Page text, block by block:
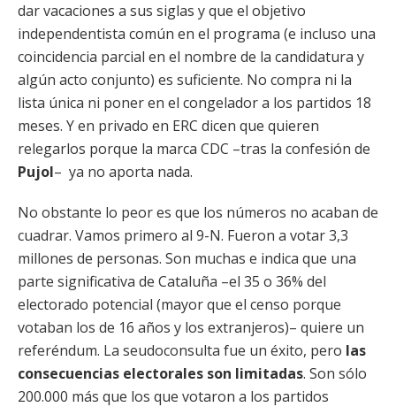
dar vacaciones a sus siglas y que el objetivo
independentista común en el programa (e incluso una
coincidencia parcial en el nombre de la candidatura y
algún acto conjunto) es suficiente. No compra ni la
lista única ni poner en el congelador a los partidos 18
meses. Y en privado en ERC dicen que quieren
relegarlos porque la marca CDC –tras la confesión de
Pujol– ya no aporta nada.
No obstante lo peor es que los números no acaban de
cuadrar. Vamos primero al 9-N. Fueron a votar 3,3
millones de personas. Son muchas e indica que una
parte significativa de Cataluña –el 35 o 36% del
electorado potencial (mayor que el censo porque
votaban los de 16 años y los extranjeros)– quiere un
referéndum. La seudoconsulta fue un éxito, pero las
consecuencias electorales son limitadas. Son sólo
200.000 más que los que votaron a los partidos